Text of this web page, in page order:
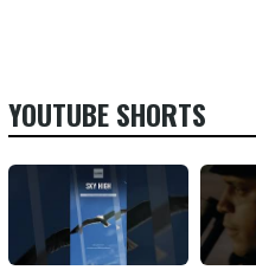
YOUTUBE SHORTS